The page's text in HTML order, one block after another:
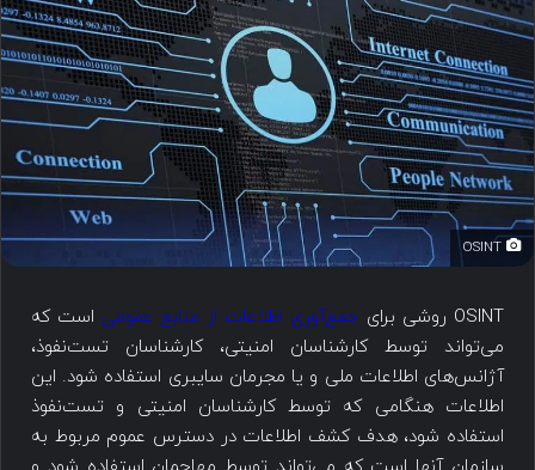
OSINT روشی برای جمع‌آوری اطلاعات از منابع عمومی است که
می‌تواند توسط کارشناسان امنیتی، کارشناسان تست‌نفوذ،
آژانس‌های اطلاعات ملی و یا مجرمان سایبری استفاده شود. این
اطلاعات هنگامی که توسط کارشناسان امنیتی و تست‌نفوذ
استفاده شود، هدف کشف اطلاعات در دسترس عموم مربوط به